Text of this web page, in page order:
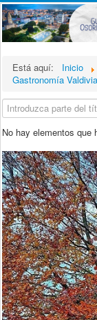
Está aquí: Inicio
Gastronomía Valdivia
Introduzca parte del
No hay elementos que